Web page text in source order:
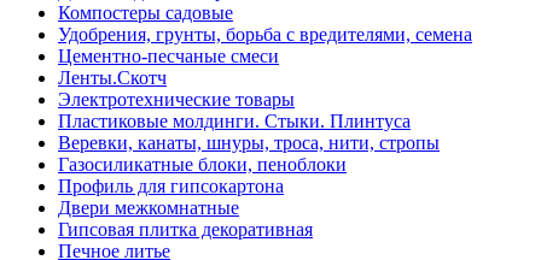
Компостеры садовые
Удобрения, грунты, борьба с вредителями, семена
Цементно-песчаные смеси
Ленты.Скотч
Электротехнические товары
Пластиковые молдинги. Стыки. Плинтуса
Веревки, канаты, шнуры, троса, нити, стропы
Газосиликатные блоки, пеноблоки
Профиль для гипсокартона
Двери межкомнатные
Гипсовая плитка декоративная
Печное литье